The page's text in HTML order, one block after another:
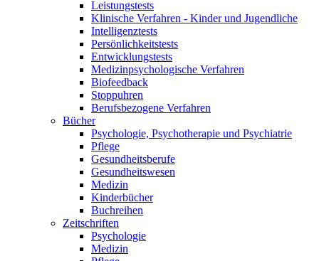
Leistungstests
Klinische Verfahren - Kinder und Jugendliche
Intelligenztests
Persönlichkeitstests
Entwicklungstests
Medizinpsychologische Verfahren
Biofeedback
Stoppuhren
Berufsbezogene Verfahren
Bücher
Psychologie, Psychotherapie und Psychiatrie
Pflege
Gesundheitsberufe
Gesundheitswesen
Medizin
Kinderbücher
Buchreihen
Zeitschriften
Psychologie
Medizin